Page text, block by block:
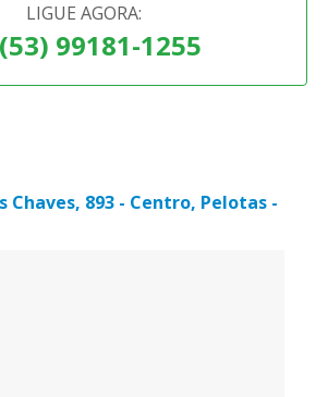
LIGUE AGORA:
(53) 99181-1255
Chaves, 893 - Centro, Pelotas -